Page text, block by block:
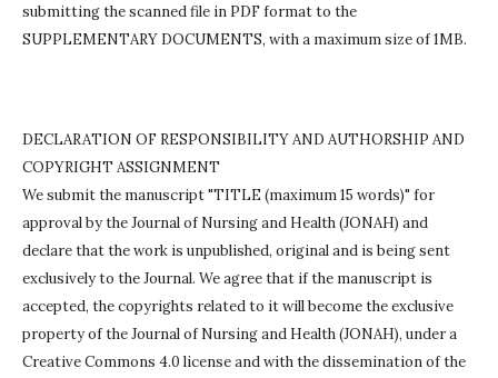
submitting the scanned file in PDF format to the
SUPPLEMENTARY DOCUMENTS, with a maximum size of 1MB.
DECLARATION OF RESPONSIBILITY AND AUTHORSHIP AND
COPYRIGHT ASSIGNMENT
We submit the manuscript "TITLE (maximum 15 words)" for
approval by the Journal of Nursing and Health (JONAH) and
declare that the work is unpublished, original and is being sent
exclusively to the Journal. We agree that if the manuscript is
accepted, the copyrights related to it will become the exclusive
property of the Journal of Nursing and Health (JONAH), under a
Creative Commons 4.0 license and with the dissemination of the